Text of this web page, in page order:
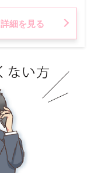
詳細を見る